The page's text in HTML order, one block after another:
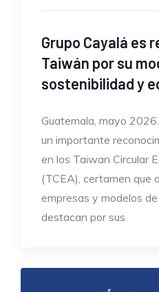
Grupo Cayalá es
Taiwán por su
sostenibilidad y
Guatemala, mayo
un importante
en los Taiwan Circular
(TCEA), certamen que
empresas y modelos
destacan por sus